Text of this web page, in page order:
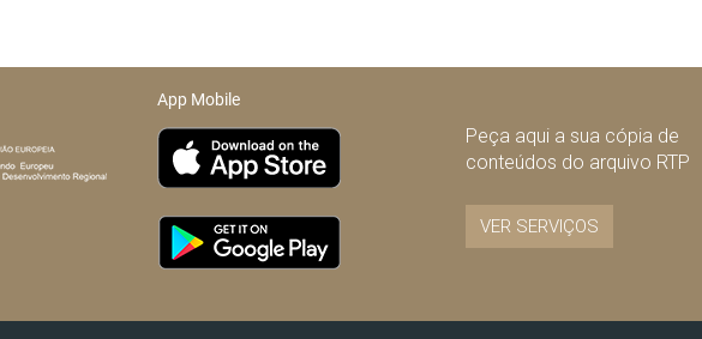
App Mobile
Peça aqui a sua cópia de
conteúdos do arquivo RTP
VER SERVIÇOS